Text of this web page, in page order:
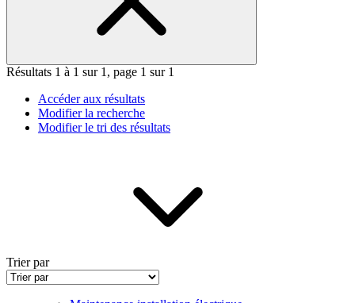
Résultats 1 à 1 sur 1, page 1 sur 1
Accéder aux résultats
Modifier la recherche
Modifier le tri des résultats
Trier par